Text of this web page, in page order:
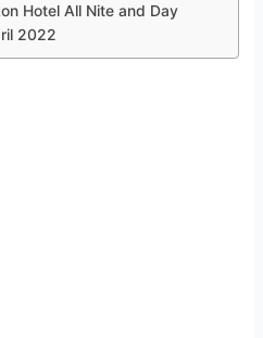
Hotel All Nite and Day
2022